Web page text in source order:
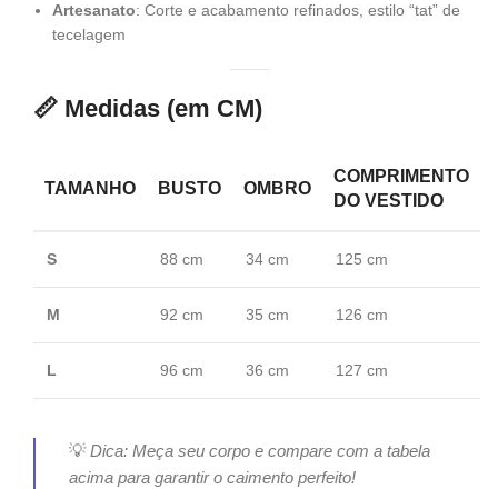
Artesanato: Corte e acabamento refinados, estilo “tat” de
tecelagem
📏 Medidas (em CM)
TAMANHO BUSTO OMBRO
COMPRIMENTO
DO VESTIDO
S 88 cm 34 cm 125 cm
M 92 cm 35 cm 126 cm
L 96 cm 36 cm 127 cm
💡Dica: Meça seu corpo e compare com a tabela
acima para garantir o caimento perfeito!